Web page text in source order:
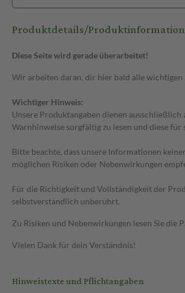
Produktdetails/
Diese Seite wird gerade überarbeitet!
Wir arbeiten daran, dir hier bald alle
Wichtiger Hinweis:
Unsere Produktangaben dienen
Warnhinweise sorgfältig zu lesen und diese
Bitte beachte, dass unsere Informationen
möglichen Risiken oder Nebenwirkungen
Für die Richtigkeit und Vollständigkeit der
selbstverständlich unberührt.
Zu Risiken und Nebenwirkungen lesen Sie die
Vielen Dank für dein Verständnis!
Hinweistexte und Pflichtangaben